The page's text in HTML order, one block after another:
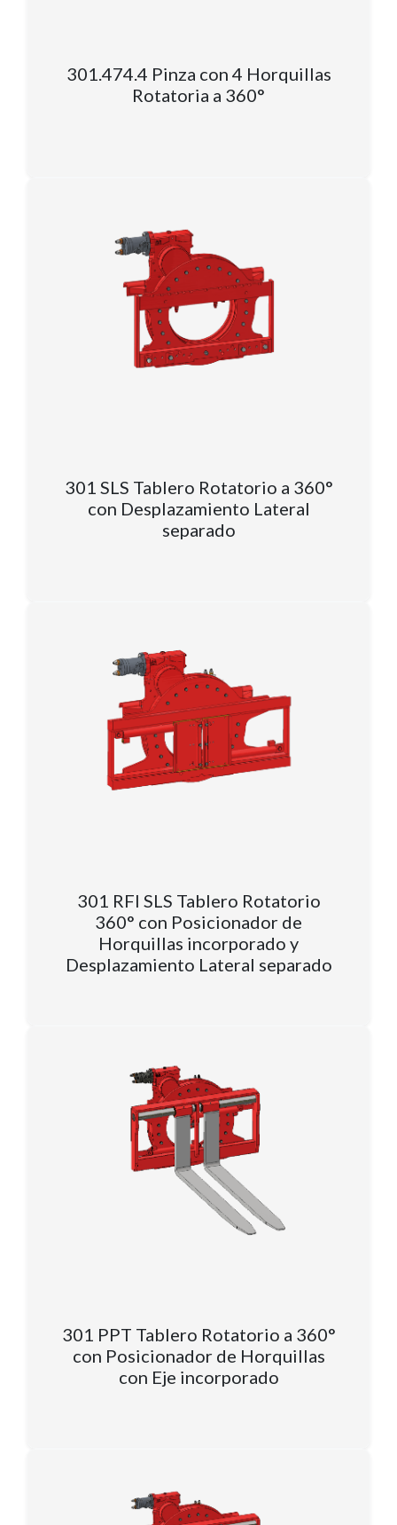
301.474.4 Pinza con 4 Horquillas
Rotatoria a 360°
301 SLS Tablero Rotatorio a 360°
con Desplazamiento Lateral
separado
301 RFI SLS Tablero Rotatorio
360° con Posicionador de
Horquillas incorporado y
Desplazamiento Lateral separado
301 PPT Tablero Rotatorio a 360°
con Posicionador de Horquillas
con Eje incorporado